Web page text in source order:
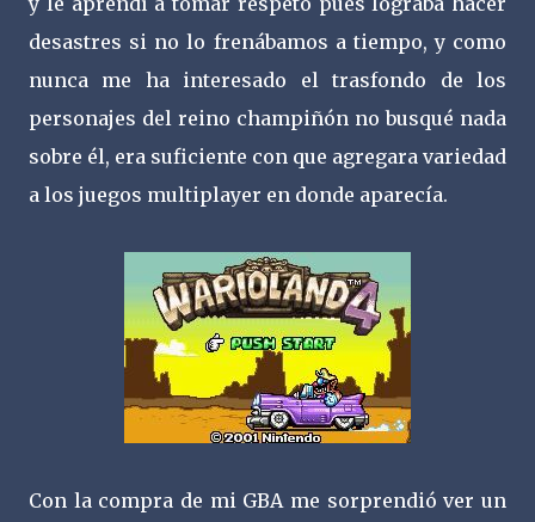
desastres si no lo frenábamos a tiempo, y como
nunca me ha interesado el trasfondo de los
personajes del reino champiñón no busqué nada
sobre él, era suficiente con que agregara variedad
a los juegos multiplayer en donde aparecía.
Con la compra de mi GBA me sorprendió ver un